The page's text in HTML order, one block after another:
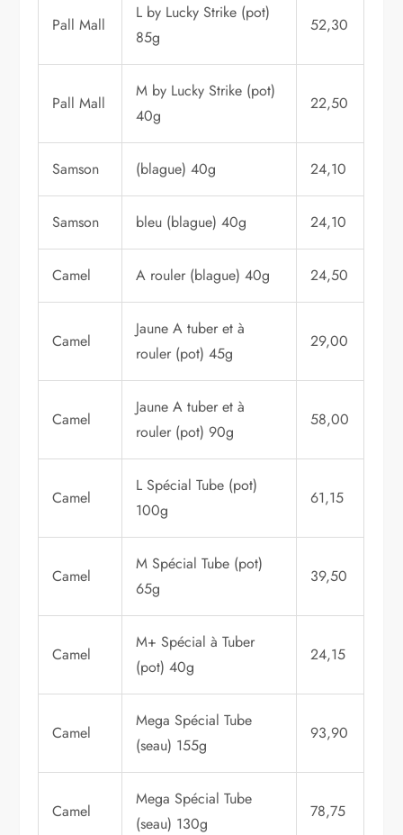
Pall Mall
L by Lucky Strike (pot)
85g
52,30
Pall Mall
M by Lucky Strike (pot)
40g
22,50
Samson (blague) 40g 24,10
Samson bleu (blague) 40g 24,10
Camel A rouler (blague) 40g 24,50
Camel
Jaune A tuber et à
rouler (pot) 45g
29,00
Camel
Jaune A tuber et à
rouler (pot) 90g
58,00
Camel
L Spécial Tube (pot)
100g
61,15
Camel
M Spécial Tube (pot)
65g
39,50
Camel
M+ Spécial à Tuber
(pot) 40g
24,15
Camel
Mega Spécial Tube
(seau) 155g
93,90
Camel
Mega Spécial Tube
(seau) 130g
78,75